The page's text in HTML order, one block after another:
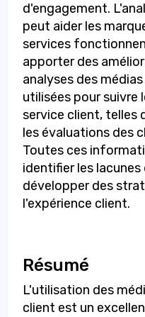
d'engagement.
peut aider les
services
apporter des
analyses des
utilisées pour suivre
service client, telles
les évaluations des
Toutes ces
identifier les
développer des
l'expérience client.
Résumé
L'utilisation des
client est un